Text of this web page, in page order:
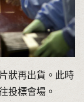
狀再出貨。此時
投標會場。